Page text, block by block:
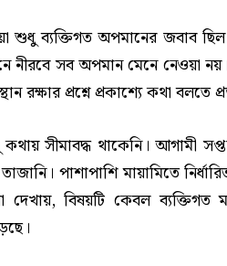
শুধু ব্যক্তিগত অপমানের জবাব
নীরবে সব অপমান মেনে নেওয়া
রক্ষার প্রশ্নে প্রকাশ্যে কথা বলতে
সীমাবদ্ধ থাকেনি। আগামী
তাজানি। পাশাপাশি মায়ামিতে
বিষয়টি কেবল ব্যক্তিগত